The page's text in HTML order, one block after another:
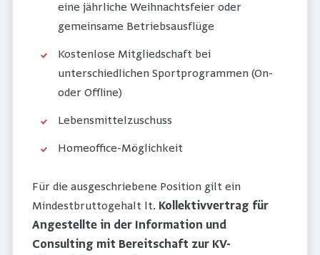
eine jährliche Weihnachtsfeier oder
gemeinsame Betriebsausflüge
Kostenlose Mitgliedschaft bei
unterschiedlichen Sportprogrammen (On-
oder Offline)
Lebensmittelzuschuss
Homeoffice-Möglichkeit
Für die ausgeschriebene Position gilt ein
Mindestbruttogehalt lt. Kollektivvertrag für
Angestellte in der Information und
Consulting mit Bereitschaft zur KV-